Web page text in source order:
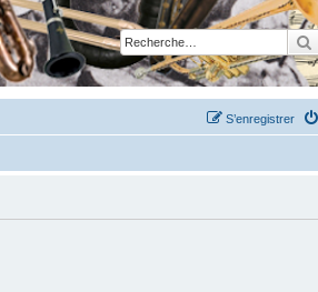
S’enregistrer